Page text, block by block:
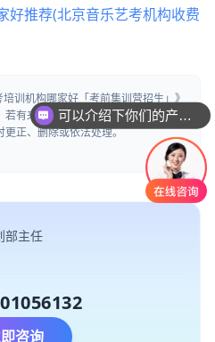
好推荐(北京音乐艺考机构收费
培训机构哪家好「考前集训营招生」》
有来源标注错误或侵犯了您的合法
更正、删除或依法处理。
部主任
咨询
可以介绍下你们的产品么